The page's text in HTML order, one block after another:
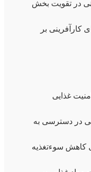
در تقویت بخش
کارآفرینی بر
غذایی
در دسترسی به
کاهش سوءتغذیه